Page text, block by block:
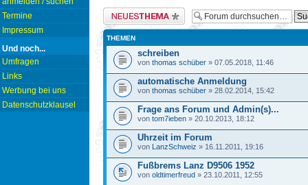
Termine
Impressum
Und noch...
Umfragen
Links
Werbung bei uns
Datenschutzklausel
Neues Thema erstellen
THEMEN
schreiben
von thomas schüber » 07.05.2018, 11:46
automatische Anmeldung
von thomas schüber » 28.02.2014, 15:42
Frage ans Forum und Admin(s)...
von tom7ieben » 20.10.2013, 18:12
Uhrzeit im Forum
von LanzSchweiz » 16.11.2011, 19:16
Fußbrems Lanz D9506 1952
von oldtimerfreud » 23.10.2011, 12:55